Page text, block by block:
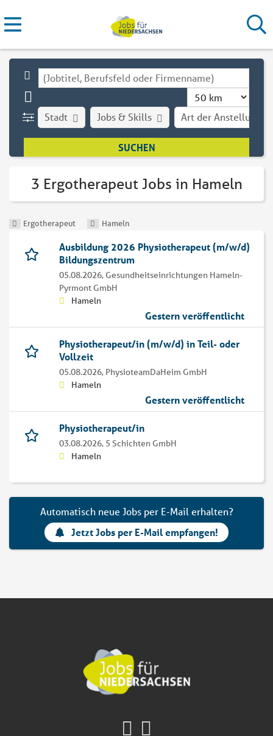
Stadt Art der Anstellung
Jobs & Skills
3 Ergotherapeut Jobs in Hameln
Ergotherapeut Hameln
Ausbildung 2026 Physiotherapeut (m/w/d)
Bildungszentrum
05.08.2026, Gesundheitseinrichtungen Hameln-
Pyrmont GmbH
Hameln
Gestern veröffentlicht
Physiotherapeut/in (m/w/d) in Teil- oder
Vollzeit
05.08.2026, PhysioteamDaHeim GmbH
Hameln
Gestern veröffentlicht
Physiotherapeut/in
03.08.2026, 5 Schichten GmbH
Hameln
Automatisch neue Jobs per E-Mail erhalten?
Jetzt Jobs per E-Mail empfangen!